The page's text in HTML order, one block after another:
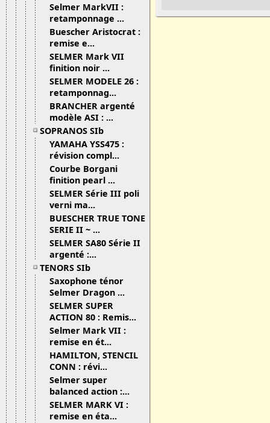
Selmer MarkVII :
retamponnage ...
Buescher Aristocrat :
remise e...
SELMER Mark VII
finition noir ...
SELMER MODELE 26 :
retamponnag...
BRANCHER argenté
modèle ASI : ...
SOPRANOS SIb
YAMAHA YSS475 :
révision compl...
Courbe Borgani
finition pearl ...
SELMER Série III poli
verni ma...
BUESCHER TRUE TONE
SERIE II ~ ...
SELMER SA80 Série II
argenté :...
TENORS SIb
Saxophone ténor
Selmer Dragon ...
SELMER SUPER
ACTION 80 : Remis...
Selmer Mark VII :
remise en ét...
HAMILTON, STENCIL
CONN : révi...
Selmer super
balanced action :...
SELMER MARK VI :
remise en éta...